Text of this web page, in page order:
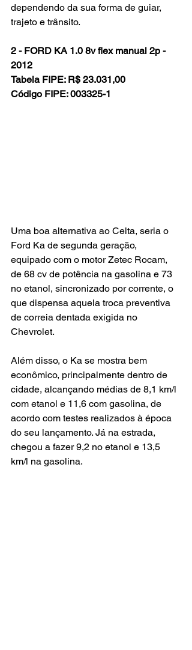
dependendo da sua forma de guiar,
trajeto e trânsito.
2 - FORD KA 1.0 8v flex manual 2p -
2012
Tabela FIPE: R$ 23.031,00
Código FIPE: 003325-1
Uma boa alternativa ao Celta, seria o
Ford Ka de segunda geração,
equipado com o motor Zetec Rocam,
de 68 cv de potência na gasolina e 73
no etanol, sincronizado por corrente, o
que dispensa aquela troca preventiva
de correia dentada exigida no
Chevrolet.
Além disso, o Ka se mostra bem
econômico, principalmente dentro de
cidade, alcançando médias de 8,1 km/l
com etanol e 11,6 com gasolina, de
acordo com testes realizados à época
do seu lançamento. Já na estrada,
chegou a fazer 9,2 no etanol e 13,5
km/l na gasolina.